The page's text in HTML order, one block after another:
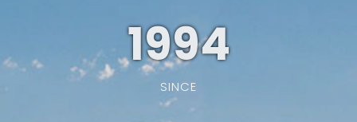
1994
SINCE